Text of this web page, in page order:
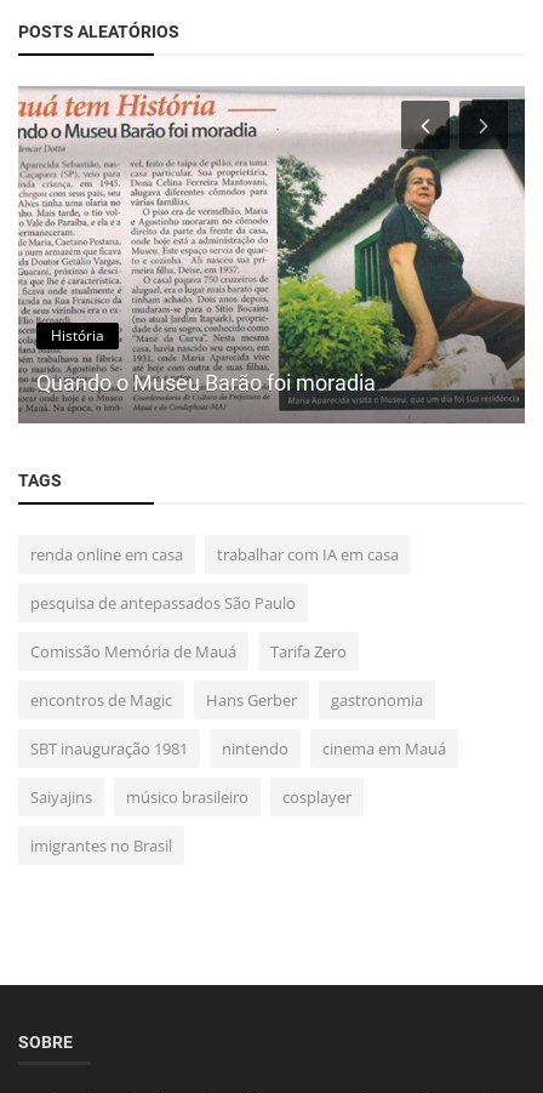
POSTS ALEATÓRIOS
História
Quando o Museu Barão foi moradia
TAGS
renda online em casa trabalhar com IA em casa
pesquisa de antepassados São Paulo
Comissão Memória de Mauá Tarifa Zero
encontros de Magic Hans Gerber gastronomia
SBT inauguração 1981 nintendo cinema em Mauá
Saiyajins músico brasileiro cosplayer
imigrantes no Brasil
SOBRE